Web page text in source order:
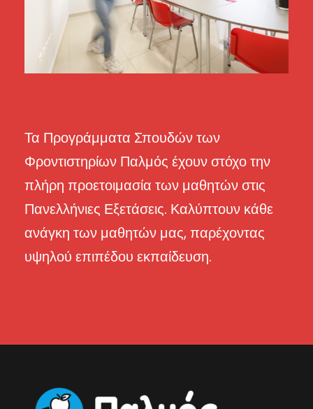
Τα Προγράμματα Σπουδών των
Φροντιστηρίων Παλμός έχουν στόχο την
πλήρη προετοιμασία των μαθητών στις
Πανελλήνιες Εξετάσεις. Καλύπτουν κάθε
ανάγκη των μαθητών μας, παρέχοντας
υψηλού επιπέδου εκπαίδευση.